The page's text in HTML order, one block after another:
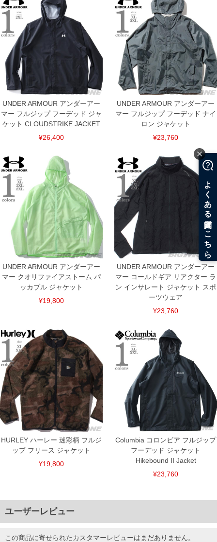
COLOR VARIATION
DETAIL
UNDER ARMOUR アンダーアー
マー フルジップ フーデッド ジャ
ケット CLOUDSTRIKE JACKET
¥26,400
UNDER ARMOUR アンダーアー
マー フルジップ フーデッド ナイ
ロン ジャケット
¥23,760
UNDER ARMOUR アンダーアー
マー クオリファイアストーム パ
ッカブル ジャケット
¥19,800
UNDER ARMOUR アンダーアー
マー コールドギア リアクター ラ
ン インサレート ジャケット スポ
ーツウェア
¥23,760
HURLEY ハーレー 迷彩柄 フルジ
ップ フリース ジャケット
¥19,800
Columbia コロンビア フルジップ
フーデッド ジャケット
Hikebound II Jacket
¥23,760
ユーザーレビュー
この商品に寄せられたカスタマーレビューはまだありません。